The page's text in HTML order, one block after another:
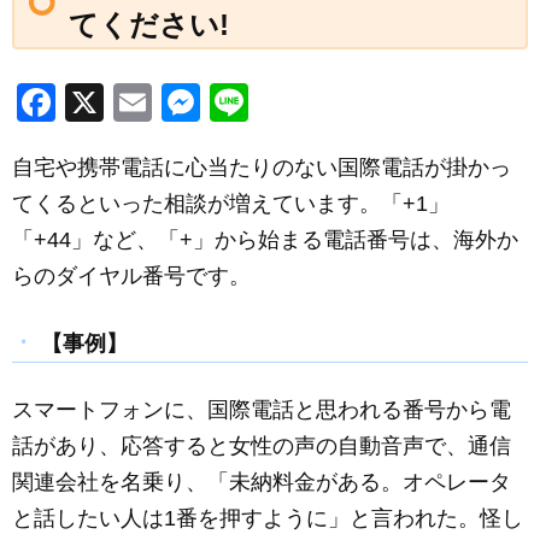
てください!
F
c
e
b
o
o
k
X
E
ail
M
ss
e
n
g
e
自宅や携帯電話に心当たりのない国際電話が掛かっ
てくるといった相談が増えています。「+1」
「+44」など、「+」から始まる電話番号は、海外か
らのダイヤル番号です。
【事例】
スマートフォンに、国際電話と思われる番号から電
話があり、応答すると女性の声の自動音声で、通信
関連会社を名乗り、「未納料金がある。オペレータ
と話したい人は1番を押すように」と言われた。怪し